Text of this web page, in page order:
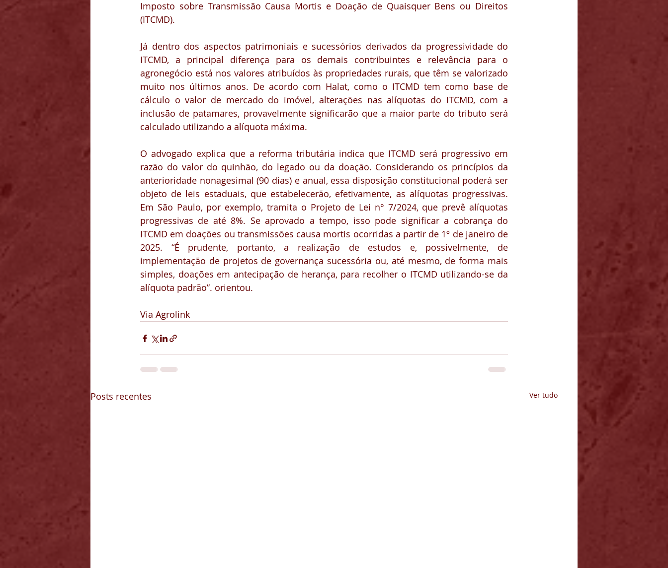
Imposto sobre Transmissão Causa Mortis e Doação de Quaisquer Bens ou Direitos
(ITCMD).
Já dentro dos aspectos patrimoniais e sucessórios derivados da progressividade do
ITCMD, a principal diferença para os demais contribuintes e relevância para o
agronegócio está nos valores atribuídos às propriedades rurais, que têm se valorizado
muito nos últimos anos. De acordo com Halat, como o ITCMD tem como base de
cálculo o valor de mercado do imóvel, alterações nas alíquotas do ITCMD, com a
inclusão de patamares, provavelmente significarão que a maior parte do tributo será
calculado utilizando a alíquota máxima.
O advogado explica que a reforma tributária indica que ITCMD será progressivo em
razão do valor do quinhão, do legado ou da doação. Considerando os princípios da
anterioridade nonagesimal (90 dias) e anual, essa disposição constitucional poderá ser
objeto de leis estaduais, que estabelecerão, efetivamente, as alíquotas progressivas.
Em São Paulo, por exemplo, tramita o Projeto de Lei n° 7/2024, que prevê alíquotas
progressivas de até 8%. Se aprovado a tempo, isso pode significar a cobrança do
ITCMD em doações ou transmissões causa mortis ocorridas a partir de 1º de janeiro de
2025. “É prudente, portanto, a realização de estudos e, possivelmente, de
implementação de projetos de governança sucessória ou, até mesmo, de forma mais
simples, doações em antecipação de herança, para recolher o ITCMD utilizando-se da
alíquota padrão”. orientou.
Via Agrolink
Posts recentes Ver tudo